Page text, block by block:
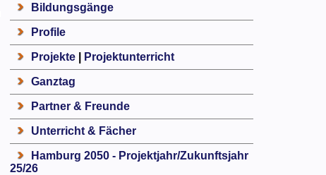
Bildungsgänge
Profile
Projekte| Projektunterricht
Ganztag
Partner & Freunde
Unterricht & Fächer
Hamburg 2050 - Projektjahr/Zukunftsjahr
25/26